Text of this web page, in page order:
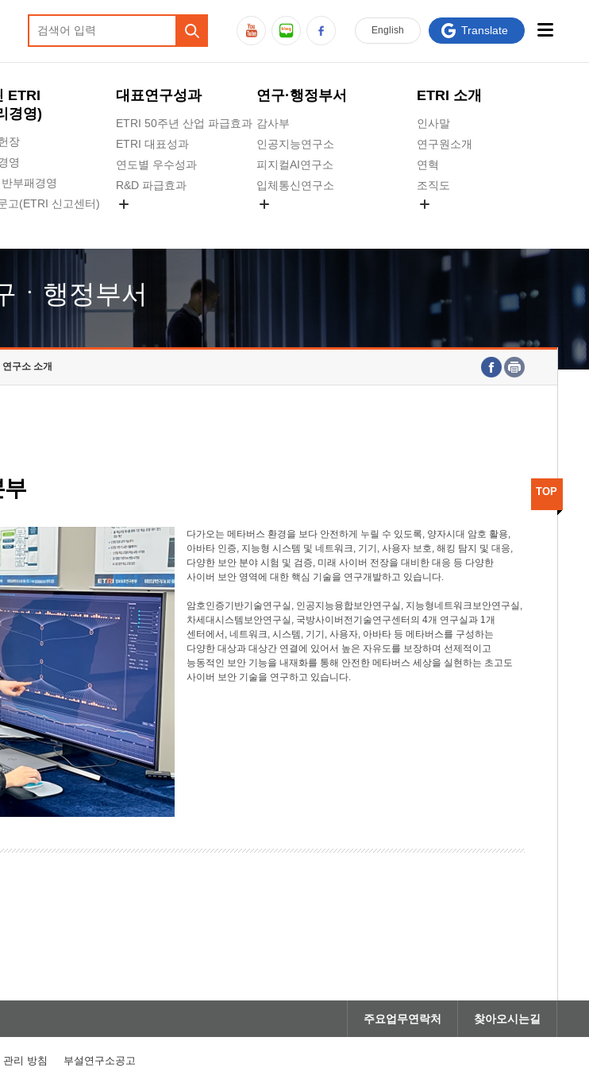
ETRI
경영)
장
영
반부패경영
고(ETRI 신고센터)
소리
약 현황
대표연구성과
ETRI 50주년 산업 파급효과
ETRI 대표성과
연도별 우수성과
R&D 파급효과
연구·행정부서
감사부
인공지능연구소
피지컬AI연구소
입체통신연구소
호남권연구본부
기획본부
ETRI 소개
인사말
연구원소개
연혁
조직도
연구원 고객헌장
주요업무연락처
English Translate
ㆍ행정부서
연구소 소개
부
다가오는 메타버스 환경을 보다 안전하게 누릴 수 있도록, 양자시대 암호 활용,
아바타 인증, 지능형 시스템 및 네트워크, 기기, 사용자 보호, 해킹 탐지 및 대응,
다양한 보안 분야 시험 및 검증, 미래 사이버 전장을 대비한 대응 등 다양한
사이버 보안 영역에 대한 핵심 기술을 연구개발하고 있습니다.
암호인증기반기술연구실, 인공지능융합보안연구실, 지능형네트워크보안연구실,
차세대시스템보안연구실, 국방사이버전기술연구센터의 4개 연구실과 1개
센터에서, 네트워크, 시스템, 기기, 사용자, 아바타 등 메타버스를 구성하는
다양한 대상과 대상간 연결에 있어서 높은 자유도를 보장하며 선제적이고
능동적인 보안 기능을 내재화를 통해 안전한 메타버스 세상을 실현하는 초고도
사이버 보안 기술을 연구하고 있습니다.
TOP
주요업무연락처 찾아오시는길
리 방침 부설연구소공고